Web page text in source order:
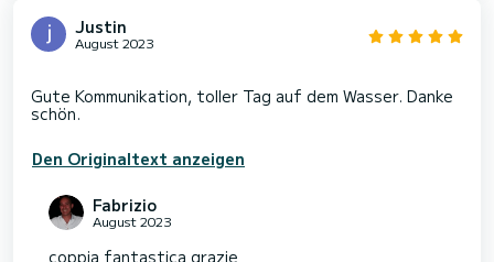
Justin
August 2023
Gute Kommunikation, toller Tag auf dem Wasser. Danke
Den Originaltext anzeigen
Fabrizio
August 2023
coppia fantastica grazie